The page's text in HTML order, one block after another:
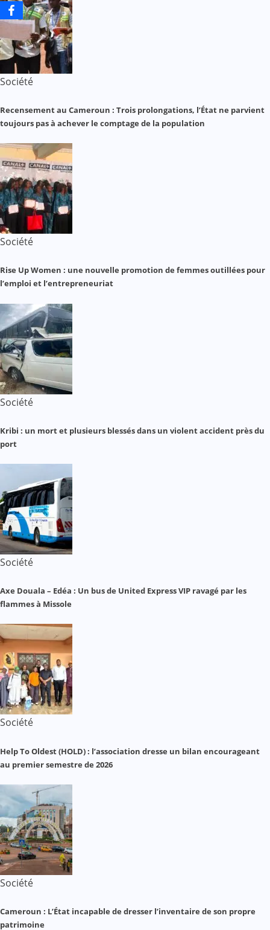
Société
Recensement au Cameroun : Trois prolongations, l’État ne parvient
toujours pas à achever le comptage de la population
Société
Rise Up Women : une nouvelle promotion de femmes outillées pour
l’emploi et l’entrepreneuriat
Société
Kribi : un mort et plusieurs blessés dans un violent accident près du
port
Société
Axe Douala – Edéa : Un bus de United Express VIP ravagé par les
flammes à Missole
Société
Help To Oldest (HOLD) : l’association dresse un bilan encourageant
au premier semestre de 2026
Société
Cameroun : L’État incapable de dresser l’inventaire de son propre
patrimoine